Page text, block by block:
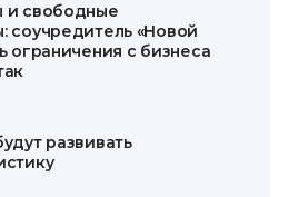
и свободные
соучредитель «Новой
ограничения с бизнеса
развивать